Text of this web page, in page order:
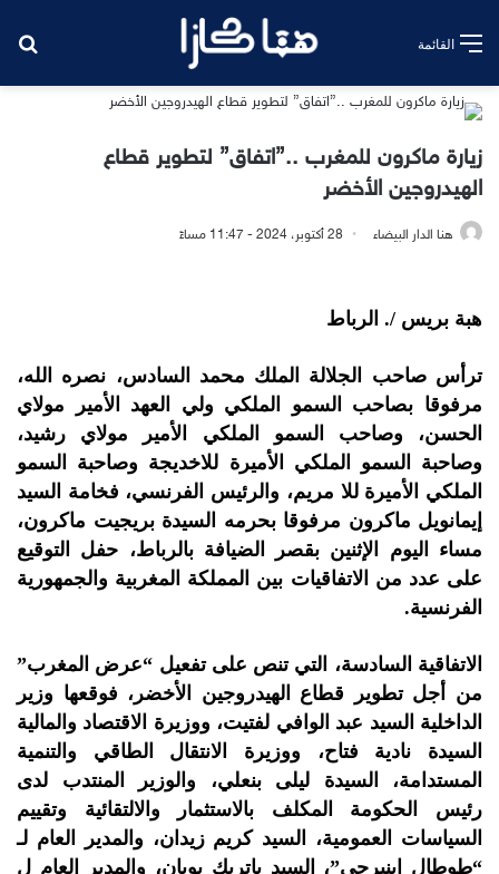
القائمة
زيارة ماكرون للمغرب ..”اتفاق” لتطوير قطاع
الهيدروجين الأخضر
هنا الدار البيضاء 28 أكتوبر، 2024 - 11:47 مساءً
هبة بريس /. الرباط
ترأس صاحب الجلالة الملك محمد السادس، نصره الله،
مرفوقا بصاحب السمو الملكي ولي العهد الأمير مولاي
الحسن، وصاحب السمو الملكي الأمير مولاي رشيد،
وصاحبة السمو الملكي الأميرة للاخديجة وصاحبة السمو
الملكي الأميرة للا مريم، والرئيس الفرنسي، فخامة السيد
إيمانويل ماكرون مرفوقا بحرمه السيدة بريجيت ماكرون،
مساء اليوم الإثنين بقصر الضيافة بالرباط، حفل التوقيع
على عدد من الاتفاقيات بين المملكة المغربية والجمهورية
الفرنسية.
الاتفاقية السادسة، التي تنص على تفعيل “عرض المغرب”
من أجل تطوير قطاع الهيدروجين الأخضر، فوقعها وزير
الداخلية السيد عبد الوافي لفتيت، ووزيرة الاقتصاد والمالية
السيدة نادية فتاح، ووزيرة الانتقال الطاقي والتنمية
المستدامة، السيدة ليلى بنعلي، والوزير المنتدب لدى
رئيس الحكومة المكلف بالاستثمار والالتقائية وتقييم
السياسات العمومية، السيد كريم زيدان، والمدير العام لـ
“طوطال إينيرجي”، السيد باتريك بويان، والمدير العام ل